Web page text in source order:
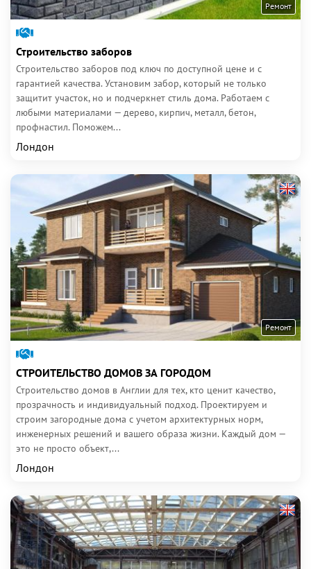
Ремонт
Строительство заборов
Строительство заборов под ключ по доступной цене и с
гарантией качества. Установим забор, который не только
защитит участок, но и подчеркнет стиль дома. Работаем с
любыми материалами — дерево, кирпич, металл, бетон,
профнастил. Поможем...
Лондон
Ремонт
СТРОИТЕЛЬСТВО ДОМОВ ЗА ГОРОДОМ
Строительство домов в Англии для тех, кто ценит качество,
прозрачность и индивидуальный подход. Проектируем и
строим загородные дома с учетом архитектурных норм,
инженерных решений и вашего образа жизни. Каждый дом —
это не просто объект,...
Лондон